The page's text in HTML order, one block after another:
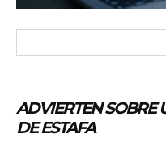
ADVIERTEN
DE ESTAFA